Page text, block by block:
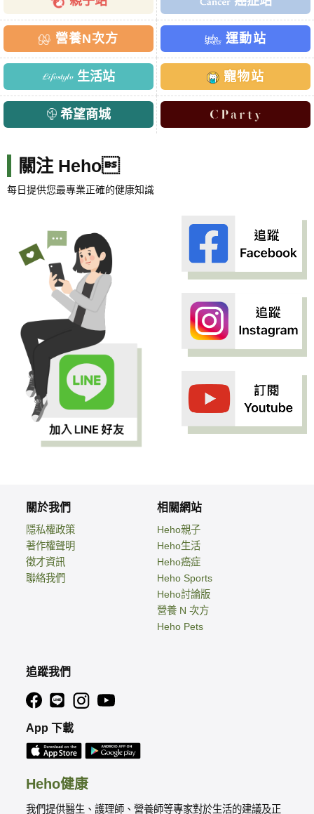
營養N次方 運動站
生活站 寵物站
希望商城
關注 Heho
每日提供您最專業正確的健康知識
Heho健康
我們提供醫生、護理師、營養師等專家對於生活的建議及正
關於我們
隱私權政策
著作權聲明
徵才資訊
聯絡我們
相關網站
Heho親子
Heho生活
Heho癌症
Heho Sports
Heho討論版
營養 N 次方
Heho Pets
追蹤我們
App 下載